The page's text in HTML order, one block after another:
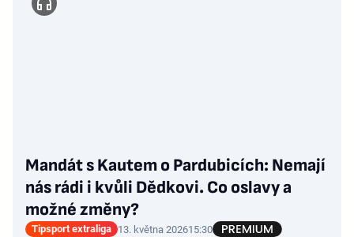
Mandát s Kautem o Pardubicích: Nemají
nás rádi i kvůli Dědkovi. Co oslavy a
možné změny?
Tipsport extraliga 13. května 202615:30